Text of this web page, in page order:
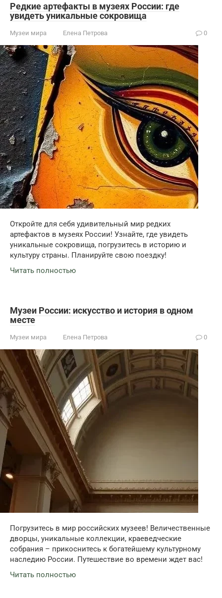
Редкие артефакты в музеях России: где
увидеть уникальные сокровища
Музеи мира Елена Петрова 0
Откройте для себя удивительный мир редких
артефактов в музеях России! Узнайте, где увидеть
уникальные сокровища, погрузитесь в историю и
культуру страны. Планируйте свою поездку!
Читать полностью
Музеи России: искусство и история в одном
месте
Музеи мира Елена Петрова 0
Погрузитесь в мир российских музеев! Величественные
дворцы, уникальные коллекции, краеведческие
собрания – прикоснитесь к богатейшему культурному
наследию России. Путешествие во времени ждет вас!
Читать полностью